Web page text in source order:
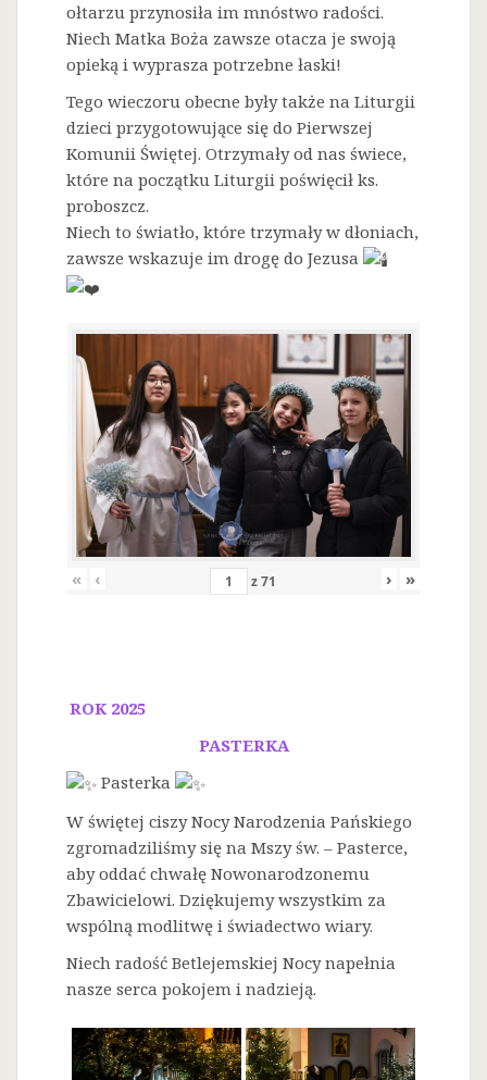
ołtarzu przynosiła im mnóstwo radości.
Niech Matka Boża zawsze otacza je swoją
opieką i wyprasza potrzebne łaski!
Tego wieczoru obecne były także na Liturgii
dzieci przygotowujące się do Pierwszej
Komunii Świętej. Otrzymały od nas świece,
które na początku Liturgii poświęcił ks.
proboszcz.
Niech to światło, które trzymały w dłoniach,
zawsze wskazuje im drogę do Jezusa
« ‹ z71 › »
ROK 2025
PASTERKA
Pasterka
W świętej ciszy Nocy Narodzenia Pańskiego
zgromadziliśmy się na Mszy św. – Pasterce,
aby oddać chwałę Nowonarodzonemu
Zbawicielowi. Dziękujemy wszystkim za
wspólną modlitwę i świadectwo wiary.
Niech radość Betlejemskiej Nocy napełnia
nasze serca pokojem i nadzieją.